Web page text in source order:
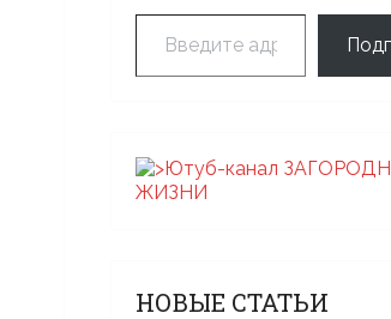
Введите адрес электронной почты…
НОВЫЕ СТАТЬИ